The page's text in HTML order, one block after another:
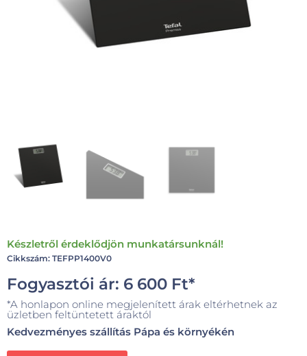
Készletről érdeklődjön munkatársunknál!
Cikkszám: TEFPP1400V0
Fogyasztói ár: 6 600 Ft*
*A honlapon online megjelenített árak eltérhetnek az
üzletben feltüntetett áraktól
Kedvezményes szállítás Pápa és környékén